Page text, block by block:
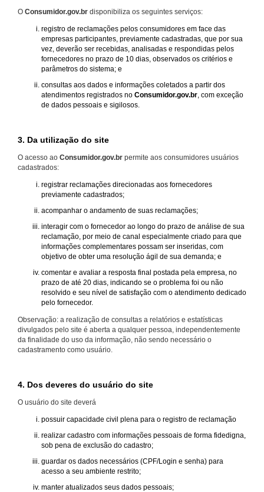
O Consumidor.gov.br disponibiliza os seguintes serviços:
registro de reclamações pelos consumidores em face das
empresas participantes, previamente cadastradas, que por sua
vez, deverão ser recebidas, analisadas e respondidas pelos
fornecedores no prazo de 10 dias, observados os critérios e
parâmetros do sistema; e
consultas aos dados e informações coletados a partir dos
atendimentos registrados no Consumidor.gov.br , com exceção
de dados pessoais e sigilosos.
3. Da utilização do site
O acesso ao Consumidor.gov.br permite aos consumidores usuários
cadastrados:
registrar reclamações direcionadas aos fornecedores
previamente cadastrados;
acompanhar o andamento de suas reclamações;
interagir com o fornecedor ao longo do prazo de análise de sua
reclamação, por meio de canal especialmente criado para que
informações complementares possam ser inseridas, com
objetivo de obter uma resolução ágil de sua demanda; e
comentar e avaliar a resposta final postada pela empresa, no
prazo de até 20 dias, indicando se o problema foi ou não
resolvido e seu nível de satisfação com o atendimento dedicado
pelo fornecedor.
Observação: a realização de consultas a relatórios e estatísticas
divulgados pelo site é aberta a qualquer pessoa, independentemente
da finalidade do uso da informação, não sendo necessário o
cadastramento como usuário.
4. Dos deveres do usuário do site
O usuário do site deverá
possuir capacidade civil plena para o registro de reclamação
realizar cadastro com informações pessoais de forma fidedigna,
sob pena de exclusão do cadastro;
guardar os dados necessários (CPF/Login e senha) para
acesso a seu ambiente restrito;
manter atualizados seus dados pessoais;